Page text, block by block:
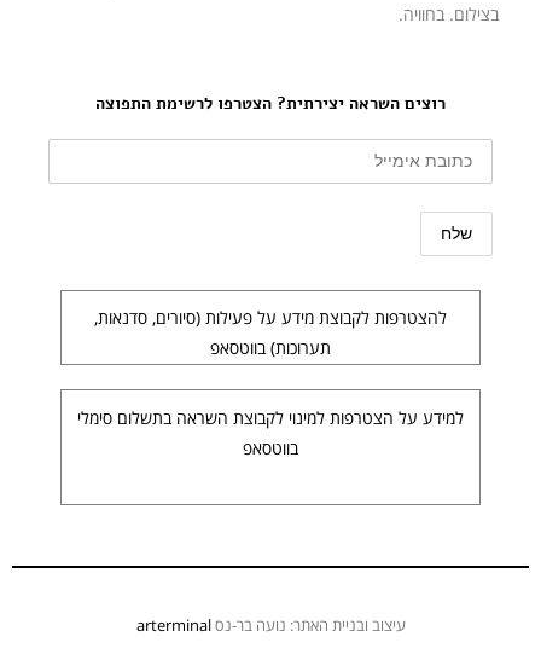
רוצים השראה יצירתית? הצטרפו לרשימת התפוצה
להצטרפות לקבוצת מידע על פעילות (סיורים, סדנאות,
תערוכות) בווטסאפ
למידע על הצטרפות למינוי לקבוצת השראה בתשלום סימלי
בווטסאפ
בצילום. בחוויה.
עיצוב ובניית האתר: נועה בר-נסarterminal